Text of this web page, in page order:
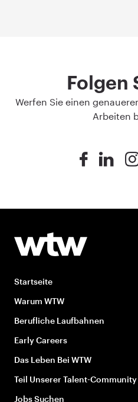
Folgen
Werfen Sie einen
Arbeiten
Startseite
Warum WTW
Berufliche Laufbahnen
Early Careers
Das Leben Bei WTW
Teil Unserer Talent-Community
Jobs Suchen